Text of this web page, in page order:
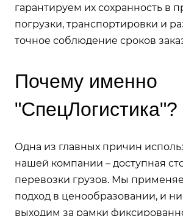
гарантируем их сохранность в
погрузки, транспортировки и
точное соблюдение сроков
Почему именно
"СпецЛогистика"?
Одна из главных причин
нашей компании – доступная
перевозки грузов. Мы
подход в ценообразовании, и
выходим за рамки